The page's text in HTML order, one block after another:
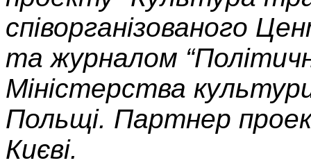
співорганізованого
та журналом
Міністерства
Польщі. Партнер
Києві.